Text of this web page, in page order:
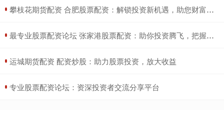
​攀枝花期货配资 合肥股票配资：解锁投资新机遇，助您财富增值
​最专业股票配资论坛 张家港股票配资：助你投资腾飞，把握财富先机
​运城期货配资 配资炒股：助力股票投资，放大收益
​专业股票配资论坛：资深投资者交流分享平台